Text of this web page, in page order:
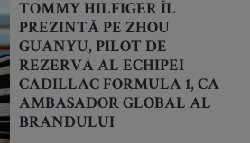
TOMMY HILFIGER ÎL
PREZINTĂ PE ZHOU
GUANYU, PILOT DE
REZERVĂ AL ECHIPEI
CADILLAC FORMULA 1, CA
AMBASADOR GLOBAL AL
BRANDULUI